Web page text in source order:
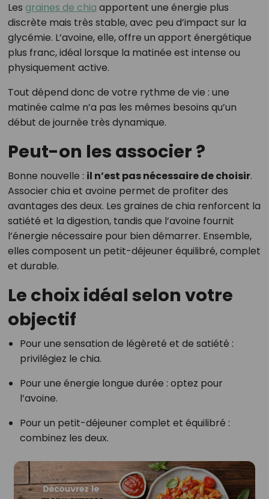
Les graines de chia apportent une énergie plus
discrète mais très stable, avec peu d’impact sur la
glycémie. L’avoine, elle, offre un apport énergétique
plus franc, idéal lorsque la matinée est intense ou
physiquement active.
Tout dépend donc de votre rythme de vie : une
matinée calme n’a pas les mêmes besoins qu’un
début de journée très dynamique.
Peut-on les associer ?
Bonne nouvelle : il n’est pas nécessaire de choisir.
Associer chia et avoine permet de profiter des
avantages des deux. Les graines de chia renforcent la
satiété et la digestion, tandis que l’avoine fournit
l’énergie nécessaire pour bien démarrer. Ensemble,
elles composent un petit-déjeuner équilibré, complet
et durable.
Le choix idéal selon votre
objectif
Pour une sensation de légèreté et de satiété :
privilégiez le chia.
Pour une énergie longue durée : optez pour
l’avoine.
Pour un petit-déjeuner complet et équilibré :
combinez les deux.